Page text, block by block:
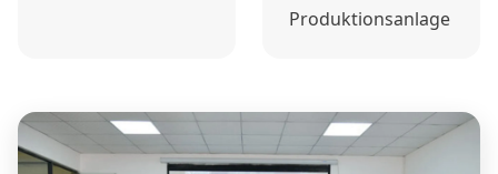
Produktionsanlage